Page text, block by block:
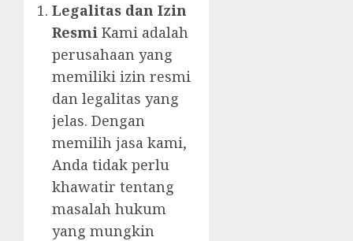
Legalitas dan Izin
Resmi Kami adalah
perusahaan yang
memiliki izin resmi
dan legalitas yang
jelas. Dengan
memilih jasa kami,
Anda tidak perlu
khawatir tentang
masalah hukum
yang mungkin